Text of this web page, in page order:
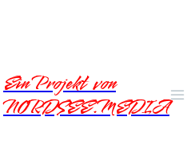
Ein Projekt von
NORDSEE.MEDIA